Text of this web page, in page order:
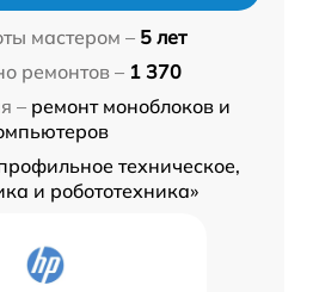
мастером – 5 лет
ремонтов – 1 370
– ремонт моноблоков и
техническое,
и робототехника»